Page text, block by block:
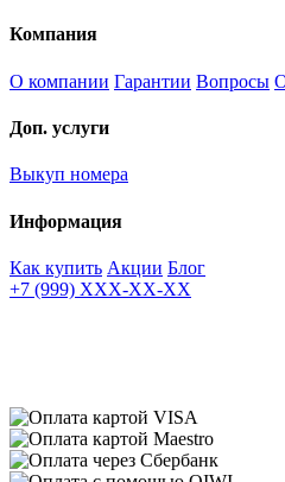
Компания
О компании Гарантии Вопросы
Доп. услуги
Выкуп номера
Информация
Как купить Акции Блог
+7 (999) XXX-XX-XX